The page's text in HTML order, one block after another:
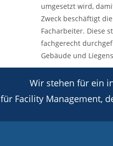
umgesetzt wird,
Zweck beschäftigt
Facharbeiter. Diese
fachgerecht
Gebäude und
Wir stehen für ein
für Facility Management,